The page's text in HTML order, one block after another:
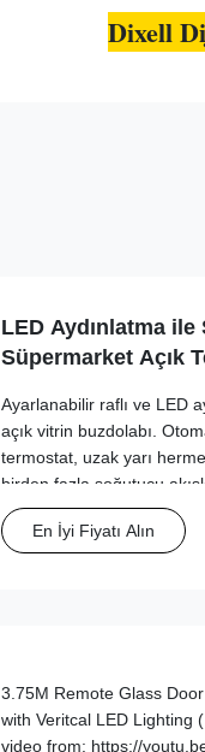
Dixell
LED Aydınlatma
Süpermarket Açık
Ayarlanabilir raflı ve LED
açık vitrin buzdolabı.
termostat, uzak yarı
birden fazla soğutucu
enerji tasarrufu, optimize
renk seçenekleri sunar.
En İyi Fiyatı Alın
3.75M Remote Glass
with Veritcal LED Lighting
video from: https://